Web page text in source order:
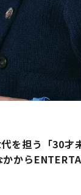
を担う「30才
から